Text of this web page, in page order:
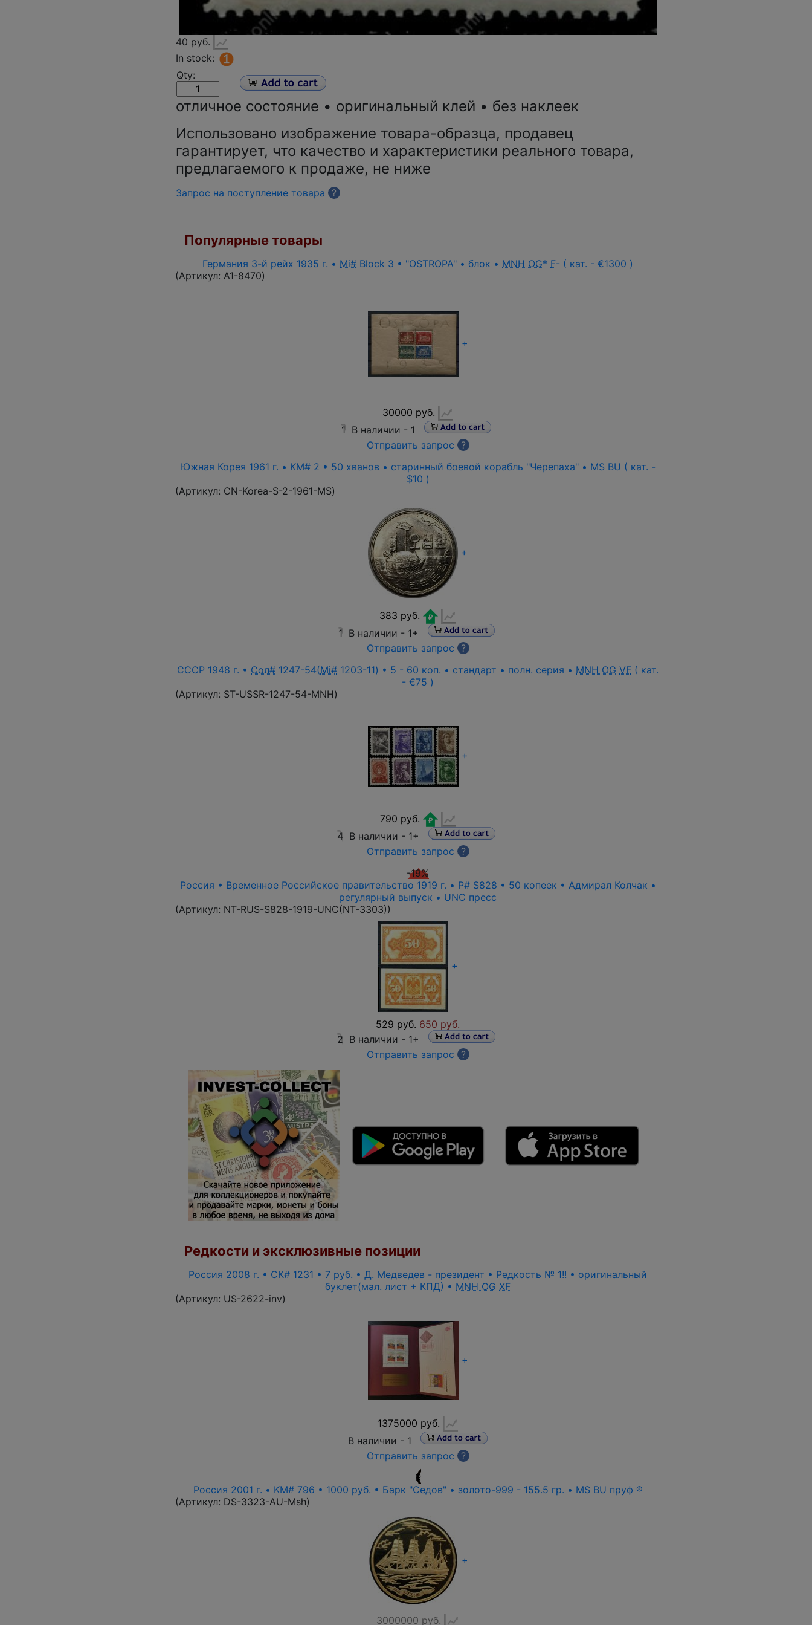
40 руб.
In stock:
Qty:
отличное состояние • оригинальный клей • без наклеек
Использовано изображение товара-образца, продавец
гарантирует, что качество и характеристики реального товара,
предлагаемого к продаже, не ниже
Запрос на поступление товара ?
Популярные товары
Германия 3-й рейх 1935 г. • Mi# Block 3 • "OSTROPA" • блок • MNH OG* F- ( кат. - €1300 )
(Артикул: A1-8470)
+
30000 руб.
1 В наличии - 1
Отправить запрос
?
Южная Корея 1961 г. • KM# 2 • 50 хванов • старинный боевой корабль "Черепаха" • MS BU ( кат. -
$10 )
(Артикул: CN-Korea-S-2-1961-MS)
+
383 руб.
1 В наличии - 1+
Отправить запрос
?
СССР 1948 г. • Сол# 1247-54(Mi# 1203-11) • 5 - 60 коп. • стандарт • полн. серия • MNH OG VF ( кат.
- €75 )
(Артикул: ST-USSR-1247-54-MNH)
+
790 руб.
4 В наличии - 1+
Отправить запрос
?
-19%
Россия • Временное Российское правительство 1919 г. • P# S828 • 50 копеек • Адмирал Колчак •
регулярный выпуск • UNC пресс
(Артикул: NT-RUS-S828-1919-UNC(NT-3303))
+
529 руб. 650 руб.
2 В наличии - 1+
Отправить запрос
?
Редкости и эксклюзивные позиции
Россия 2008 г. • СК# 1231 • 7 руб. • Д. Медведев - президент • Редкость № 1!! • оригинальный
буклет(мал. лист + КПД) • MNH OG XF
(Артикул: US-2622-inv)
+
1375000 руб.
В наличии - 1
Отправить запрос
?
R
Россия 2001 г. • KM# 796 • 1000 руб. • Барк "Седов" • золото-999 - 155.5 гр. • MS BU пруф ®
(Артикул: DS-3323-AU-Msh)
+
3000000 руб.